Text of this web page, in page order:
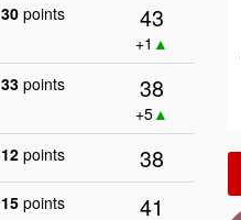
30 points 43
+1 ▲
33 points 38
+5▲
12 points 38
15 points 41